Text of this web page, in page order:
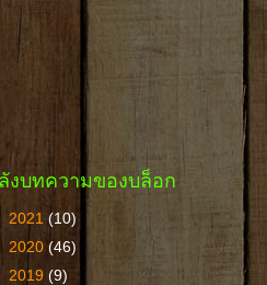
งบทความของบล็อก
2021 (10)
2020 (46)
2019 (9)